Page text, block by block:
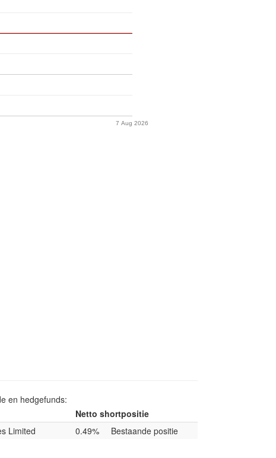
7 Aug 2026
en hedgefunds:
Netto shortpositie
Limited 0.49% Bestaande positie